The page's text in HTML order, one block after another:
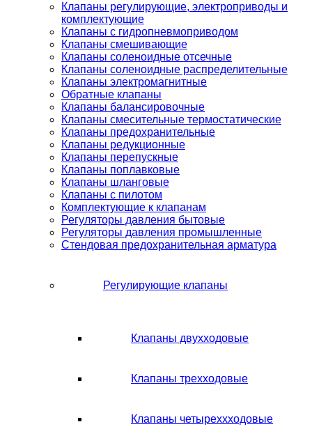
Клапаны регулирующие, электроприводы и
комплектующие
Клапаны с гидропневмоприводом
Клапаны смешивающие
Клапаны соленоидные отсечные
Клапаны соленоидные распределительные
Клапаны электромагнитные
Обратные клапаны
Клапаны балансировочные
Клапаны смесительные термостатические
Клапаны предохранительные
Клапаны редукционные
Клапаны перепускные
Клапаны поплавковые
Клапаны шланговые
Клапаны с пилотом
Комплектующие к клапанам
Регуляторы давления бытовые
Регуляторы давления промышленные
Стендовая предохранительная арматура
Регулирующие клапаны
Клапаны двухходовые
Клапаны трехходовые
Клапаны четыреххходовые